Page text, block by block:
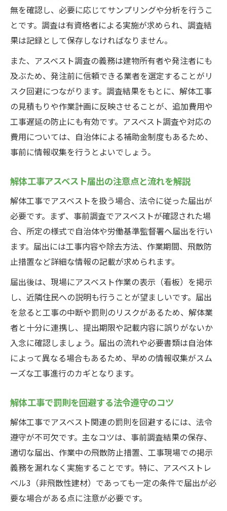
無を確認し、必要に応じてサンプリングや分析を行うこ
とです。調査は有資格者による実施が求められ、調査結
果は記録として保存しなければなりません。
また、アスベスト調査の義務は建物所有者や発注者にも
及ぶため、発注前に信頼できる業者を選定することがリ
スク回避につながります。調査結果をもとに、解体工事
の見積もりや作業計画に反映させることが、追加費用や
工事遅延の防止にも有効です。アスベスト調査や対応の
費用については、自治体による補助金制度もあるため、
事前に情報収集を行うとよいでしょう。
解体工事アスベスト届出の注意点と流れを解説
解体工事でアスベストを扱う場合、法令に従った届出が
必要です。まず、事前調査でアスベストが確認された場
合、所定の様式で自治体や労働基準監督署へ届出を行い
ます。届出には工事内容や除去方法、作業期間、飛散防
止措置など詳細な情報の記載が求められます。
届出後は、現場にアスベスト作業の表示（看板）を掲示
し、近隣住民への説明も行うことが望ましいです。届出
を怠ると工事の中断や罰則のリスクがあるため、解体業
者と十分に連携し、提出期限や記載内容に誤りがないか
入念に確認しましょう。届出の流れや必要書類は自治体
によって異なる場合もあるため、早めの情報収集がスム
ーズな工事進行のカギとなります。
解体工事で罰則を回避する法令遵守のコツ
解体工事でアスベスト関連の罰則を回避するには、法令
遵守が不可欠です。主なコツは、事前調査結果の保存、
適切な届出、作業中の飛散防止措置、工事現場での掲示
義務を漏れなく実施することです。特に、アスベストレ
ベル3（非飛散性建材）であっても一定の条件で届出が必
要な場合がある点に注意が必要です。